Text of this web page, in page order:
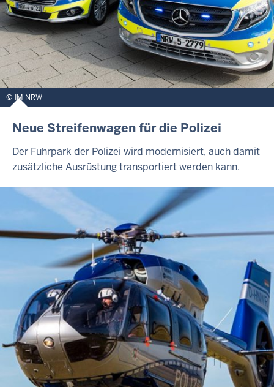
IM NRW
Neue Streifenwagen für die Polizei
Der Fuhrpark der Polizei wird modernisiert, auch damit
zusätzliche Ausrüstung transportiert werden kann.